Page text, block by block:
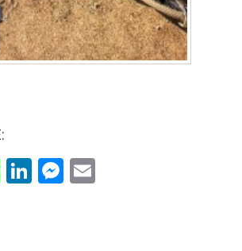
WhatsApp
LinkedIn
Messenger